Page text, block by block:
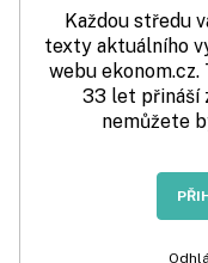
Každou středu
texty aktuálního
webu ekonom.cz.
33 let přináší
nemůžete